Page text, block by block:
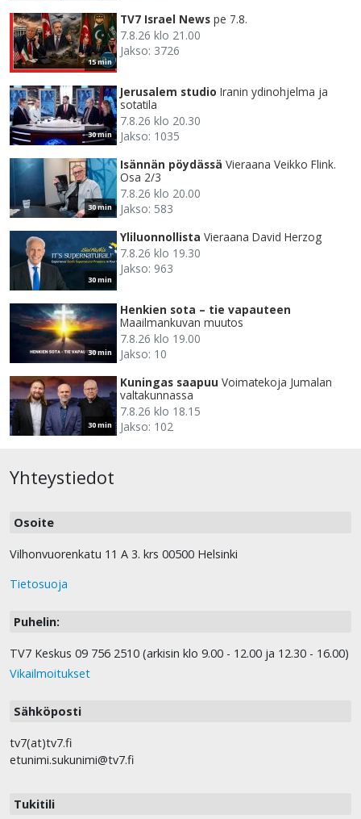
15 min
TV7 Israel News pe 7.8.
7.8.26 klo 21.00
Jakso: 3726
30 min
Jerusalem studio Iranin ydinohjelma ja
sotatila
7.8.26 klo 20.30
Jakso: 1035
30 min
Isännän pöydässä Vieraana Veikko Flink.
Osa 2/3
7.8.26 klo 20.00
Jakso: 583
30 min
Yliluonnollista Vieraana David Herzog
7.8.26 klo 19.30
Jakso: 963
30 min
Henkien sota – tie vapauteen
Maailmankuvan muutos
7.8.26 klo 19.00
Jakso: 10
30 min
Kuningas saapuu Voimatekoja Jumalan
valtakunnassa
7.8.26 klo 18.15
Jakso: 102
Yhteystiedot
Osoite
Vilhonvuorenkatu 11 A 3. krs 00500 Helsinki
Tietosuoja
Puhelin:
TV7 Keskus 09 756 2510 (arkisin klo 9.00 - 12.00 ja 12.30 - 16.00)
Vikailmoitukset
Sähköposti
tv7(at)tv7.fi
etunimi.sukunimi@tv7.fi
Tukitili